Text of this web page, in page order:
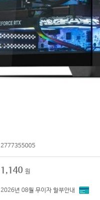
2777355005
1,140 원
2026년 08월 무이자 할부안내